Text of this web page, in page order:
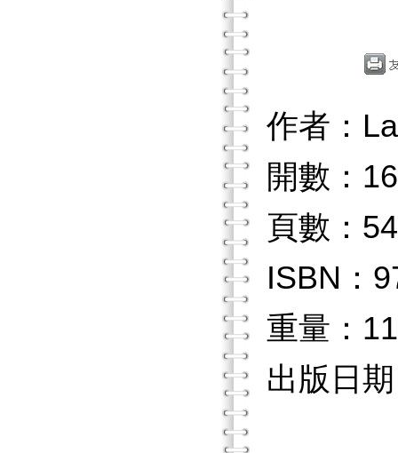
作者：
開數：16
頁數：
ISBN：
重量：
出版日